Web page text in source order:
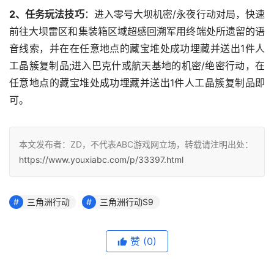
2、任务玩法技巧：进入零号大坝机密/永夜行动对局，快速
前往大坝雷区和集装箱区域超感回溯军用终端处所遗留的语
音线索，并在在任意地点的藏宝堆处成功埋藏并送出1件人
工晶簇复制品;进入巴克什或航天基地的机密/绝密行动，在
任意地点的藏宝堆处成功埋藏并送出1件人工晶簇复制品即
可。
本文发布者：ZD，不代表ABC游戏网立场，转载请注明出处：
https://www.youxiabc.com/p/33397.html
三角洲行动 三角洲行动S9
赞 (0)